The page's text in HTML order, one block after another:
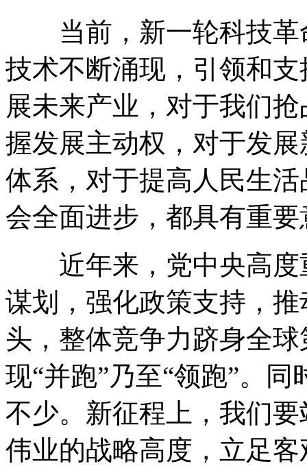
当前，新一轮科技革
技术不断涌现，引领和
展未来产业，对于我们
握发展主动权，对于发
体系，对于提高人民生
会全面进步，都具有重要
近年来，党中央高度
谋划，强化政策支持，
头，整体竞争力跻身全
现“并跑”乃至“领跑”。
不少。新征程上，我们
伟业的战略高度，立足